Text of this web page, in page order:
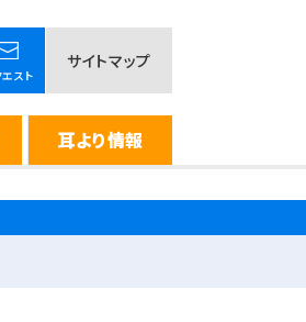
エスト
サイトマップ
耳より情報